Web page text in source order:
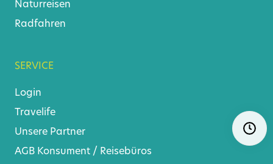
Naturreisen
Radfahren
SERVICE
Login
Travelife
Unsere Partner
AGB Konsument / Reisebüros